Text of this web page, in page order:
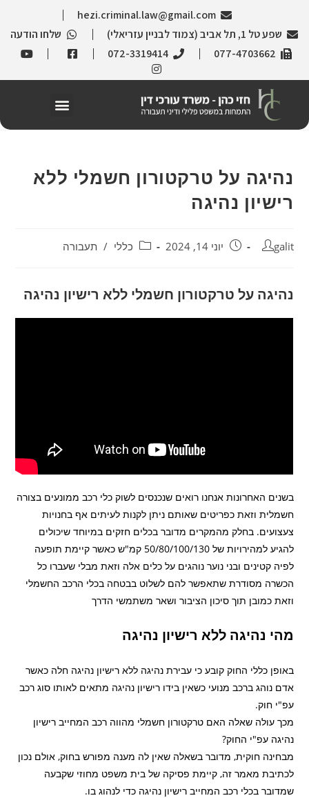
hezi.criminal.law@gmail.com
שפע טל 1, תל אביב (צמוד לבניין עזריאלי)
שלחו הודעה
077-4703662
072-3319414
נהיגה על טרקטורון חשמלי ללא
רישיון נהיגה
galit יוני 14, 2024 כללי / תעבורה
נהיגה על טרקטורון חשמלי ללא רישיון נהיגה
בשנים האחרונות אנחנו רואים שנכנסים לשוק כלי רכב ממונעים בצורה
חשמלית וזאת כפריטים שאותם ניתן לקנות לעיתים אף בחנויות
צעצועים. בחלק מהמקרים מדובר בכלים חזקים במיוחד שיכולים
להגיע למהירויות של 50/80/100/130 קמ"ש כאשר קיימת תופעה
לפיה קטינים ובני נוער נוהגים על כלים אלה וזאת מבלי שעברו כל
הכשרה מסודרת שתאפשר להם לשלוט בבטחה בכלי הרכב החשמלי
וזאת כמובן תוך סיכון הציבור ושאר משתמשי הדרך
מהי נהיגה ללא רישיון נהיגה
באופן כללי החוק קובע כי עבירת נהיגה ללא רישיון נהיגה חלה כאשר
אדם נוהג ברכב מנועי כשאין בידו רישיון נהיגה מתאים לאותו סוג רכב
עפ"י חוק.
מכך עולה שאלה האם טרקטורון חשמלי מהווה רכב המחייב רישיון
נהיגה עפ"י החוק?
מבחינה חוקית, מדובר בשאלה שאין לה מענה מפורש בחוק, אולם נכון
לכתיבת מאמר זה, קיימת פסיקה של בית משפט מחוזי שקבעה
שמדובר בכלי רכב המחייב רישיון נהיגה כדי לנהוג בו.